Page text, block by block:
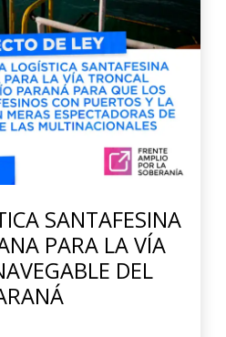
SANTAFESINA
PARA LA VÍA
DEL